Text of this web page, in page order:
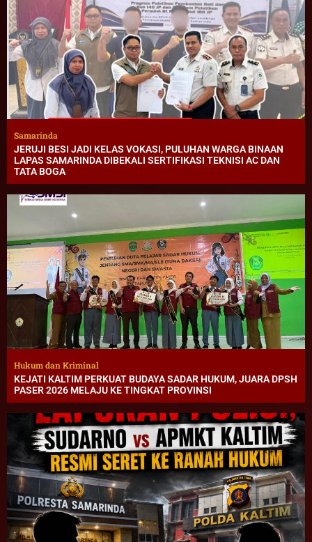
Samarinda
JERUJI BESI JADI KELAS VOKASI, PULUHAN WARGA BINAAN
LAPAS SAMARINDA DIBEKALI SERTIFIKASI TEKNISI AC DAN
TATA BOGA
Hukum dan Kriminal
KEJATI KALTIM PERKUAT BUDAYA SADAR HUKUM, JUARA DPSH
PASER 2026 MELAJU KE TINGKAT PROVINSI